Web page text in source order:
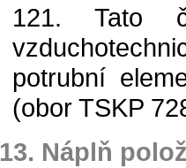
121. Tato
potrubní
(obor TSKP
13. Náplň